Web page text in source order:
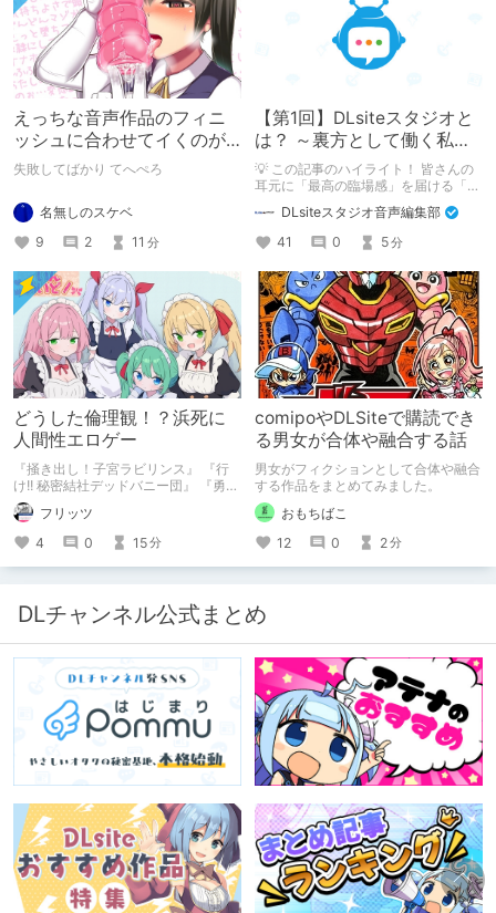
えっちな音声作品のフィニ
ッシュに合わせてイくのが
下手すぎる【失敗した話】
失敗してばかり てへぺろ
名無しのスケベ
9
2 11 分
【第1回】DLsiteスタジオと
は？ ～裏方として働く私た
ちの紹介
💡 この記事のハイライト！ 皆さんの
耳元に「最高の臨場感」を届ける「サ
舞台裏を大公開！ スマートな専門
職……と思いきや、実態は「音の変態
（褒め言葉）」が集まるチーム！？
成人男性スタッフがダミヘに抱きつ
き、スタジオにアダルトグッズが転が
る超大真面目な理由とは？ クオリテ
ィ向上のための、ちょっとシュールな
（？）試行錯誤をたっぷりご紹介しま
す！
DLsiteスタジオ音声編集部
41
0 5分
どうした倫理観！？浜死に
人間性エロゲー
『掻き出し！子宮ラビリンス』 『行
け!! 秘密結社デッドバニー団』 『勇者
ミアとツンツン猫サキュバス ~それで
も勇者はコロせない!~』 『めいどいん
めいど！』 本記事はねくすとテーマ
「人に薦めづらいけど好きな作
品」”ではない”です。 好きだったら人
フリッツ
4
0 15分
comipoやDLSiteで購読でき
る男女が合体や融合する話
男女がフィクションとして合体や融合
する作品をまとめてみました。
おもちばこ
12
0 2分
DLチャンネル公式まとめ